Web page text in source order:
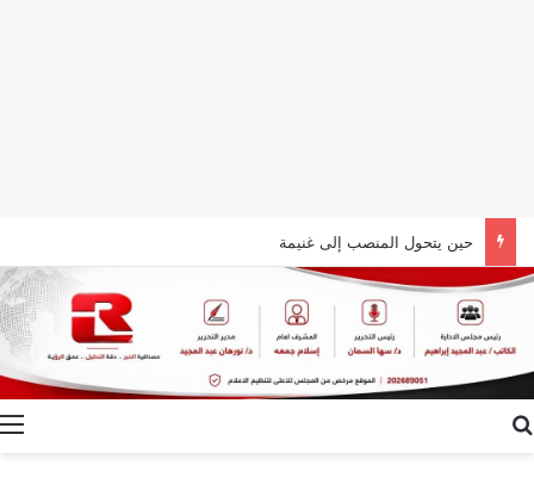
حين يتحول المنصب إلى غنيمة